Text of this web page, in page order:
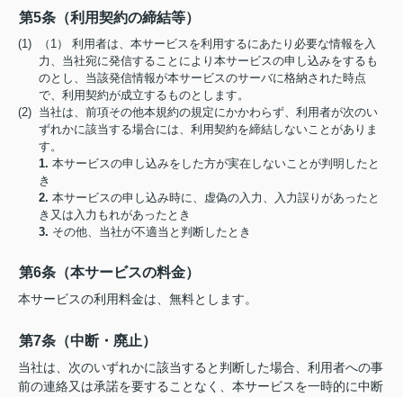
第5条（利用契約の締結等）
(1) （1） 利用者は、本サービスを利用するにあたり必要な情報を入
力、当社宛に発信することにより本サービスの申し込みをするも
のとし、当該発信情報が本サービスのサーバに格納された時点
で、利用契約が成立するものとします。
(2) 当社は、前項その他本規約の規定にかかわらず、利用者が次のい
ずれかに該当する場合には、利用契約を締結しないことがありま
す。
1. 本サービスの申し込みをした方が実在しないことが判明したと
き
2. 本サービスの申し込み時に、虚偽の入力、入力誤りがあったと
き又は入力もれがあったとき
3. その他、当社が不適当と判断したとき
第6条（本サービスの料金）
本サービスの利用料金は、無料とします。
第7条（中断・廃止）
当社は、次のいずれかに該当すると判断した場合、利用者への事
前の連絡又は承諾を要することなく、本サービスを一時的に中断